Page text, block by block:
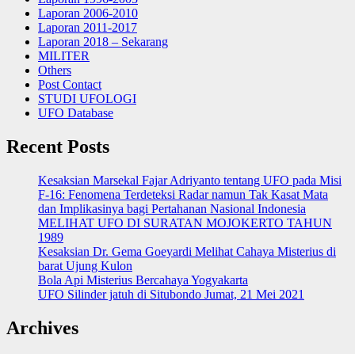
Laporan 2006-2010
Laporan 2011-2017
Laporan 2018 – Sekarang
MILITER
Others
Post Contact
STUDI UFOLOGI
UFO Database
Recent Posts
Kesaksian Marsekal Fajar Adriyanto tentang UFO pada Misi
F-16: Fenomena Terdeteksi Radar namun Tak Kasat Mata
dan Implikasinya bagi Pertahanan Nasional Indonesia
MELIHAT UFO DI SURATAN MOJOKERTO TAHUN
1989
Kesaksian Dr. Gema Goeyardi Melihat Cahaya Misterius di
barat Ujung Kulon
Bola Api Misterius Bercahaya Yogyakarta
UFO Silinder jatuh di Situbondo Jumat, 21 Mei 2021
Archives